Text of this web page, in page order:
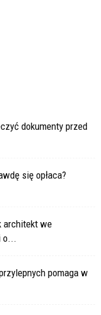
dokumenty przed
się opłaca?
architekt we
o...
pomaga w